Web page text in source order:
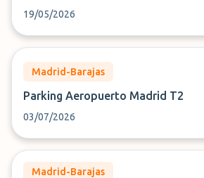
19/05/2026
Madrid-Barajas
Parking Aeropuerto Madrid T2
03/07/2026
Madrid-Barajas